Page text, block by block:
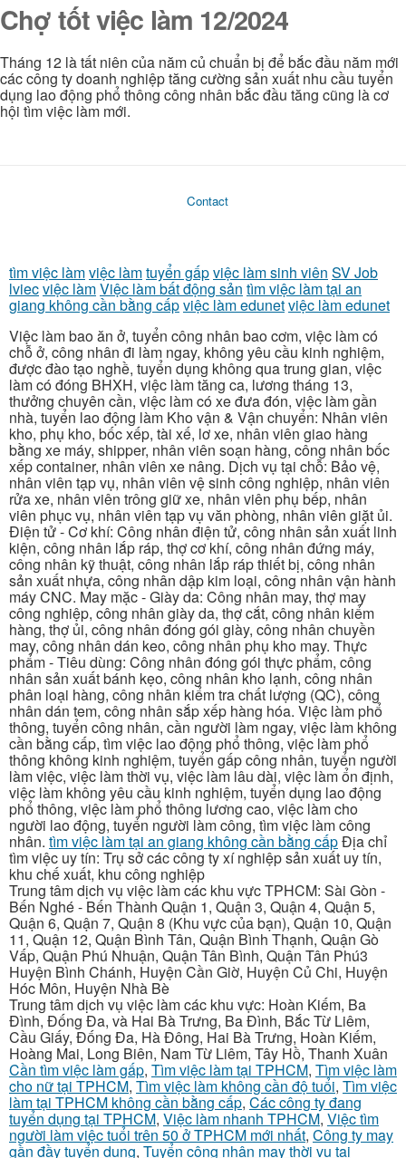
Chợ tốt việc làm 12/2024
Tháng 12 là tất niên của năm củ chuẩn bị để bắc đầu năm mới
các công ty doanh nghiệp tăng cường sản xuất nhu cầu tuyển
dụng lao động phổ thông công nhân bắc đầu tăng cũng là cơ
hội tìm việc làm mới.
Contact
tìm việc làmviệc làmtuyển gấpviệc làm sinh viên SV Job
lviecviệc làmViệc làm bất động sản tìm việc làm tại an
giang không cần bằng cấpviệc làm edunetviệc làm edunet
Việc làm bao ăn ở, tuyển công nhân bao cơm, việc làm có
chỗ ở, công nhân đi làm ngay, không yêu cầu kinh nghiệm,
được đào tạo nghề, tuyển dụng không qua trung gian, việc
làm có đóng BHXH, việc làm tăng ca, lương tháng 13,
thưởng chuyên cần, việc làm có xe đưa đón, việc làm gần
nhà, tuyển lao động làm Kho vận & Vận chuyển: Nhân viên
kho, phụ kho, bốc xếp, tài xế, lơ xe, nhân viên giao hàng
bằng xe máy, shipper, nhân viên soạn hàng, công nhân bốc
xếp container, nhân viên xe nâng. Dịch vụ tại chỗ: Bảo vệ,
nhân viên tạp vụ, nhân viên vệ sinh công nghiệp, nhân viên
rửa xe, nhân viên trông giữ xe, nhân viên phụ bếp, nhân
viên phục vụ, nhân viên tạp vụ văn phòng, nhân viên giặt ủi.
Điện tử - Cơ khí: Công nhân điện tử, công nhân sản xuất linh
kiện, công nhân lắp ráp, thợ cơ khí, công nhân đứng máy,
công nhân kỹ thuật, công nhân lắp ráp thiết bị, công nhân
sản xuất nhựa, công nhân dập kim loại, công nhân vận hành
máy CNC. May mặc - Giày da: Công nhân may, thợ may
công nghiệp, công nhân giày da, thợ cắt, công nhân kiểm
hàng, thợ ủi, công nhân đóng gói giày, công nhân chuyền
may, công nhân dán keo, công nhân phụ kho may. Thực
phẩm - Tiêu dùng: Công nhân đóng gói thực phẩm, công
nhân sản xuất bánh kẹo, công nhân kho lạnh, công nhân
phân loại hàng, công nhân kiểm tra chất lượng (QC), công
nhân dán tem, công nhân sắp xếp hàng hóa. Việc làm phổ
thông, tuyển công nhân, cần người làm ngay, việc làm không
cần bằng cấp, tìm việc lao động phổ thông, việc làm phổ
thông không kinh nghiệm, tuyển gấp công nhân, tuyển người
làm việc, việc làm thời vụ, việc làm lâu dài, việc làm ổn định,
việc làm không yêu cầu kinh nghiệm, tuyển dụng lao động
phổ thông, việc làm phổ thông lương cao, việc làm cho
người lao động, tuyển người làm công, tìm việc làm công
nhân. tìm việc làm tại an giang không cần bằng cấpĐịa chỉ
tìm việc uy tín: Trụ sở các công ty xí nghiệp sản xuất uy tín,
khu chế xuất, khu công nghiệp
Trung tâm dịch vụ việc làm các khu vực TPHCM: Sài Gòn -
Bến Nghé - Bến Thành Quận 1, Quận 3, Quận 4, Quận 5,
Quận 6, Quận 7, Quận 8 (Khu vực của bạn), Quận 10, Quận
11, Quận 12, Quận Bình Tân, Quận Bình Thạnh, Quận Gò
Vấp, Quận Phú Nhuận, Quận Tân Bình, Quận Tân Phú3
Huyện Bình Chánh, Huyện Cần Giờ, Huyện Củ Chi, Huyện
Hóc Môn, Huyện Nhà Bè
Trung tâm dịch vụ việc làm các khu vực: Hoàn Kiếm, Ba
Đình, Đống Đa, và Hai Bà Trưng, Ba Đình, Bắc Từ Liêm,
Cầu Giấy, Đống Đa, Hà Đông, Hai Bà Trưng, Hoàn Kiếm,
Hoàng Mai, Long Biên, Nam Từ Liêm, Tây Hồ, Thanh Xuân
Cần tìm việc làm gấp, Tìm việc làm tại TPHCM, Tìm việc làm
cho nữ tại TPHCM, Tìm việc làm không cần độ tuổi, Tìm việc
làm tại TPHCM không cần bằng cấp, Các công ty đang
tuyển dụng tại TPHCM, Việc làm nhanh TPHCM, Việc tìm
người làm việc tuổi trên 50 ở TPHCM mới nhất, Công ty may
gần đầy tuyển dụng, Tuyển công nhân may thời vụ tại